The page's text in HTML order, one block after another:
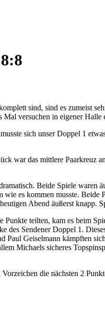
sind, sind es zumeist
versuchen in eigener Halle
sich unser Doppel 1
war das mittlere
Beide Spiele waren
es kommen musste.
Abend äußerst knapp.
teilten, kam es beim
Sendener Doppel 1.
Geiselmann kämpften
Michaels sicheres
die nächsten 2